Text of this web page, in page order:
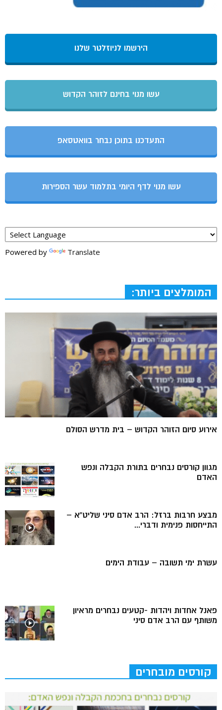
הירשמו לניוזלטר שלנו
עשו מנוי בחינם לזוהר הקדוש
התעדכנו בתוכן נבחר בוואטסאפ
עשו מנוי לדף היומי בתלמוד עשר הספירות
Powered by Translate
המומלצים ביותר:
אירוע סיום הזוהר הקדוש – בית מדרש הסולם
מגוון קורסים נבחרים בתורת הקבלה ונפש
האדם
מבצע חרבות ברזל: הרב אדם סיני שליט”א –
התייחסות פנימית ודברי...
עשרת ימי תשובה – עבודת הימים
פאנל אחדות ויהדות -קטעים נבחרים מראיון
משותף עם הרב אדם סיני
קורסים מובחרים